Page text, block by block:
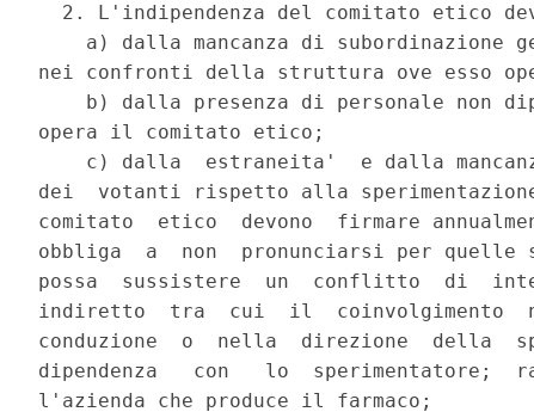
2. L'indipendenza del comitato etico
a) dalla mancanza di subordinazione
nei confronti della struttura ove esso
b) dalla presenza di personale non
opera il comitato etico;
c) dalla  estraneita'  e dalla
dei  votanti rispetto alla
comitato  etico  devono  firmare
obbliga  a  non  pronunciarsi per quelle
possa  sussistere  un  conflitto  di
indiretto  tra  cui  il  coinvolgimento
conduzione  o  nella  direzione  della
dipendenza   con   lo  sperimentatore;
l'azienda che produce il farmaco;